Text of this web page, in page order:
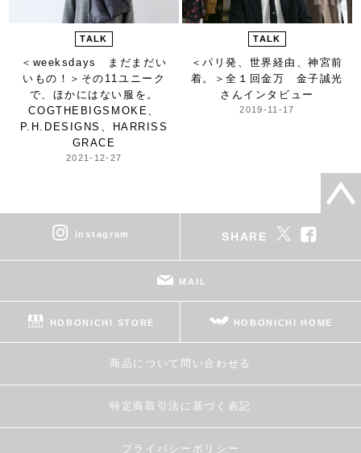
TALK
＜weeksdays まだまだい
いもの！＞ その11ユニーク
で、ほかにはない服を。
COGTHEBIGSMOKE、
P.H.DESIGNS、HARRISS
GRACE
2021-12-27
TALK
＜パリ発、世界経由、神宮前
着。＞全１回金万 金子誠光
さんインタビュー
2019-11-17
instagram SHARE
MAIL
HOBONICHI STORE HOBONICHI HOME
商品について問い合わせる
特定商取引法に基づく表記
プライバシーポリシー